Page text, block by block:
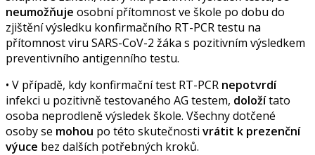
neumožňuje osobní přítomnost ve škole po dobu do
zjištění výsledku konfirmačního RT-PCR testu na
přítomnost viru SARS-CoV-2 žáka s pozitivním výsledkem
preventivního antigenního testu.
• V případě, kdy konfirmační test RT-PCR nepotvrdí
infekci u pozitivně testovaného AG testem, doložítato
osoba neprodleně výsledek škole. Všechny dotčené
osoby se mohou po této skutečnosti vrátit k prezenční
výuce bez dalších potřebných kroků.